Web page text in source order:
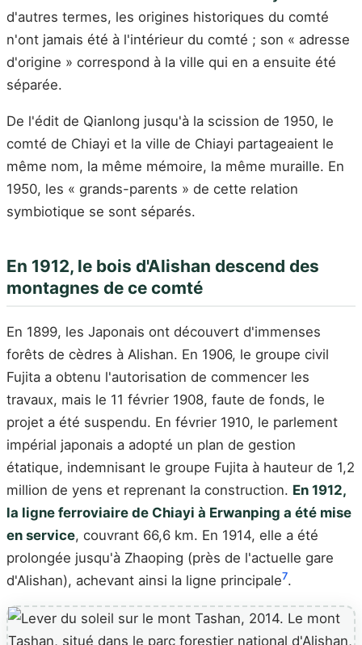
d'autres termes, les origines historiques du comté
n'ont jamais été à l'intérieur du comté ; son « adresse
d'origine » correspond à la ville qui en a ensuite été
séparée.
De l'édit de Qianlong jusqu'à la scission de 1950, le
comté de Chiayi et la ville de Chiayi partageaient le
même nom, la même mémoire, la même muraille. En
1950, les « grands-parents » de cette relation
symbiotique se sont séparés.
En 1912, le bois d'Alishan descend des
montagnes de ce comté
En 1899, les Japonais ont découvert d'immenses
forêts de cèdres à Alishan. En 1906, le groupe civil
Fujita a obtenu l'autorisation de commencer les
travaux, mais le 11 février 1908, faute de fonds, le
projet a été suspendu. En février 1910, le parlement
impérial japonais a adopté un plan de gestion
étatique, indemnisant le groupe Fujita à hauteur de 1,2
million de yens et reprenant la construction. En 1912,
la ligne ferroviaire de Chiayi à Erwanping a été mise
en service, couvrant 66,6 km. En 1914, elle a été
prolongée jusqu'à Zhaoping (près de l'actuelle gare
d'Alishan), achevant ainsi la ligne principale7.